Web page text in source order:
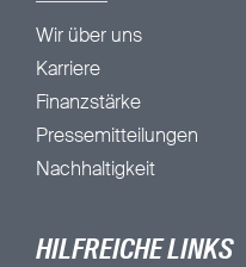
Wir über uns
Karriere
Finanzstärke
Pressemitteilungen
Nachhaltigkeit
HILFREICHE LINKS